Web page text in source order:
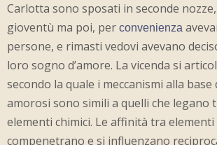
Carlotta sono sposati in seconde
gioventù ma poi, per convenienza
persone, e rimasti vedovi avevano
loro sogno d’amore. La vicenda si
secondo la quale i meccanismi alla
amorosi sono simili a quelli che legano
elementi chimici. Le affinità tra elementi
compenetrano e si influenzano